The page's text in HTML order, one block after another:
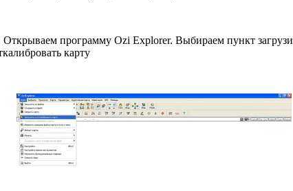
Открываем программу Ozi Explorer. Выбираем пункт
карту